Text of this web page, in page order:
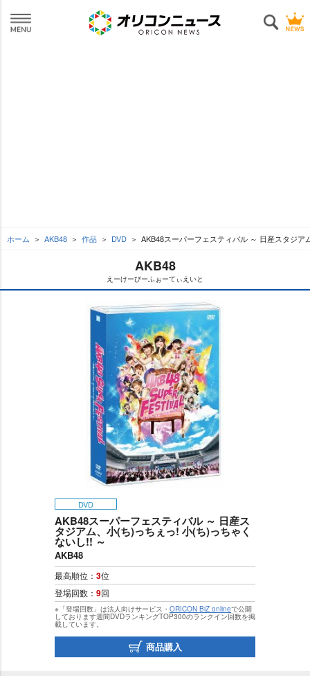
ホーム AKB48 作品 DVD AKB48スーパーフェスティバル ～ 日産スタジ
AKB48
えーけーびーふぉーてぃえいと
DVD
AKB48スーパーフェスティバル ～ 日産ス
タジアム、小(ち)っちぇっ! 小(ち)っちゃく
ないし!! ～
AKB48
最高順位： 3位
登場回数： 9回
※「登場回数」は法人向けサービス・ ORICON BiZ onlineで公開
しております週間DVDランキングTOP300のランクイン回数を掲
載しています。
商品購入